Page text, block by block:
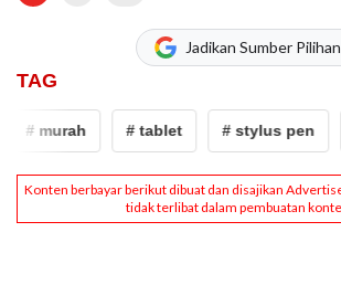
Jadikan Sumber Pilihan
TAG
# murah # tablet # stylus pen